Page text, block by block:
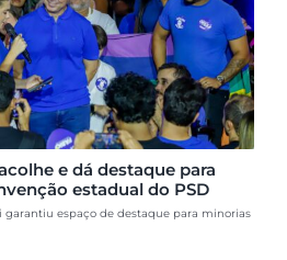
e dá destaque para
estadual do PSD
garantiu espaço de destaque para minorias